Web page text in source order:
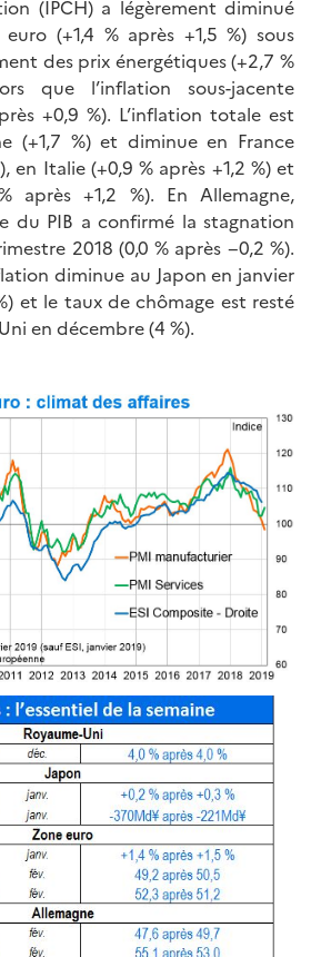
(IPCH) a légèrement diminué
(+1,4 % après +1,5 %) sous
des prix énergétiques (+2,7 %
que l’inflation sous-jacente
+0,9 %). L’inflation totale est
(+1,7 %) et diminue en France
en Italie (+0,9 % après +1,2 %) et
après +1,2 %). En Allemagne,
du PIB a confirmé la stagnation
2018 (0,0 % après −0,2 %).
diminue au Japon en janvier
et le taux de chômage est resté
en décembre (4 %).